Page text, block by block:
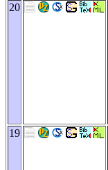
20
19